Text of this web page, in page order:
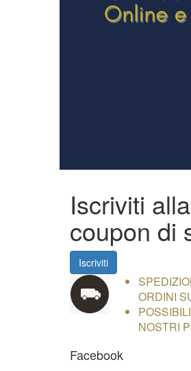
Iscriviti
coupon di
Iscriviti
ORDINI
NOSTRI
Facebook